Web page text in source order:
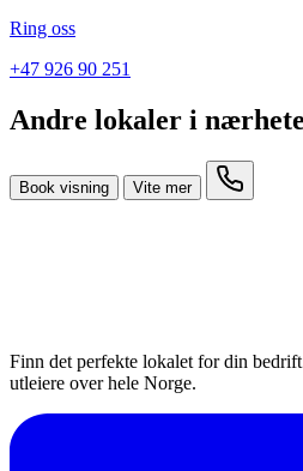
Ring oss
+47 926 90 251
Andre lokaler i
Book visning Vite mer
Finn det perfekte lokalet for din
utleiere over hele Norge.